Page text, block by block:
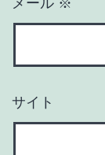
サイト